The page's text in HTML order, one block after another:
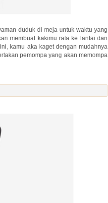
duduk di meja untuk waktu yang
membuat kakimu rata ke lantai dan
kamu aka kaget dengan mudahnya
pemompa yang akan memompa